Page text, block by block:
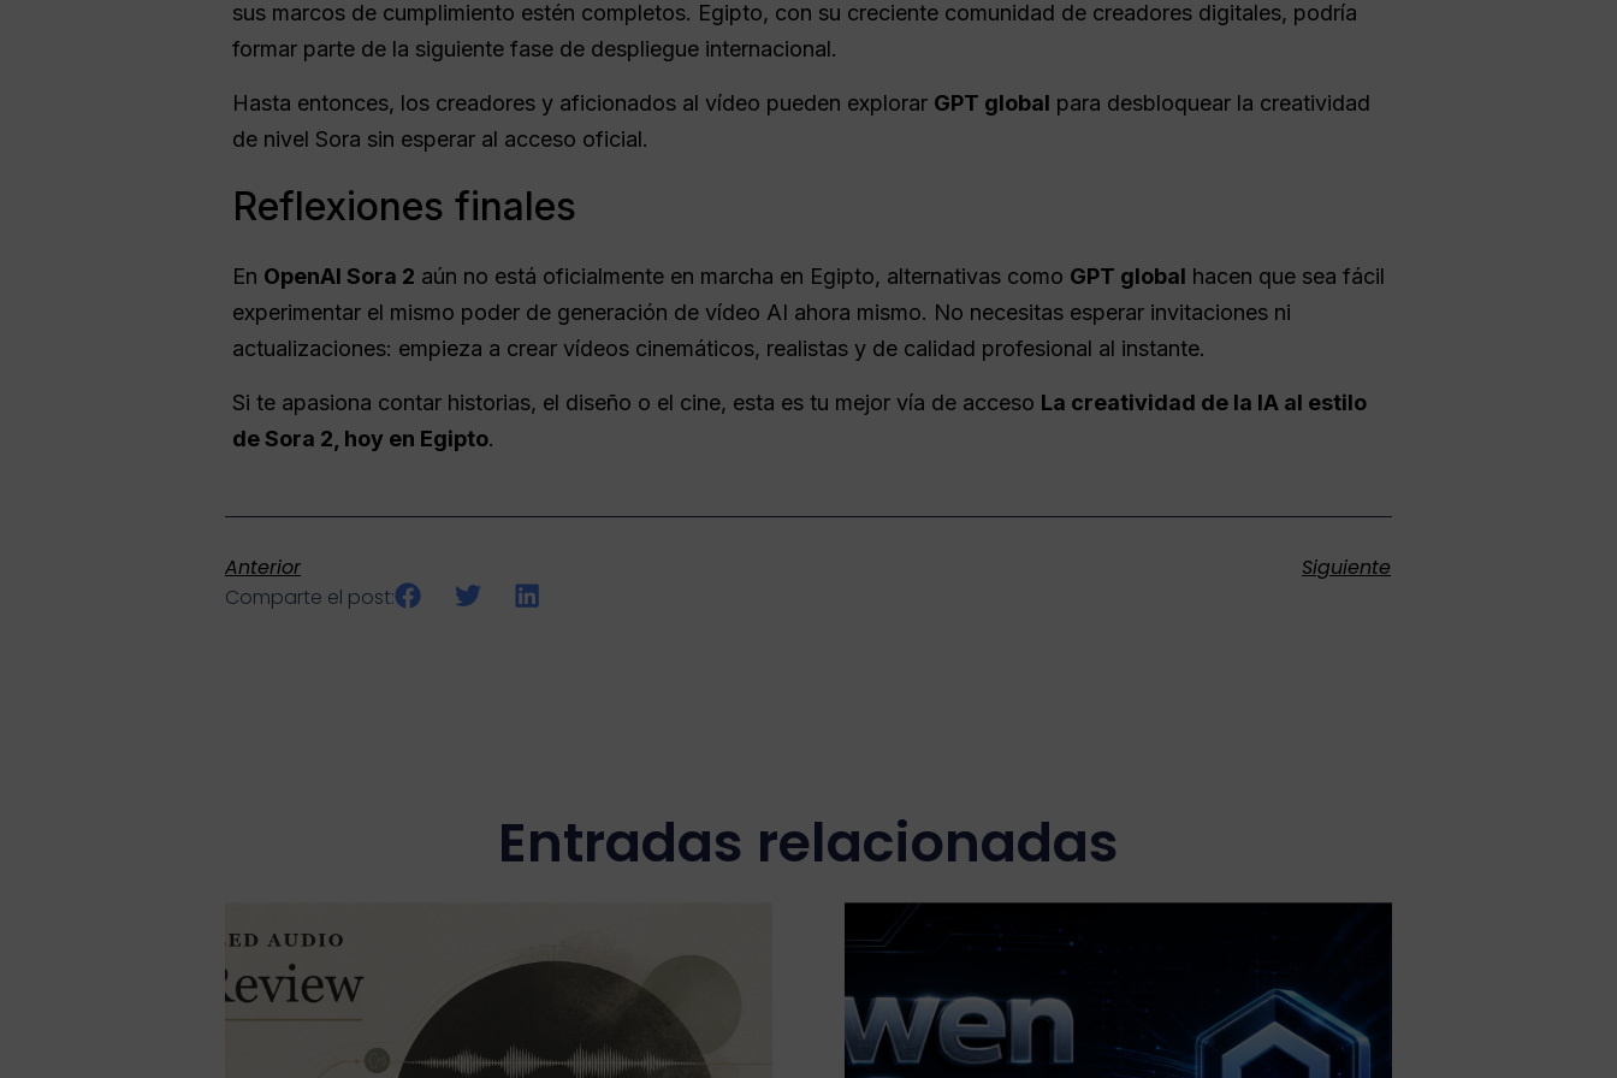
sus marcos de cumplimiento estén completos. Egipto, con su creciente comunidad de creadores digitales, podría
formar parte de la siguiente fase de despliegue internacional.
Hasta entonces, los creadores y aficionados al vídeo pueden explorar GPT global para desbloquear la creatividad
de nivel Sora sin esperar al acceso oficial.
Reflexiones finales
En OpenAI Sora 2 aún no está oficialmente en marcha en Egipto, alternativas como GPT global hacen que sea fácil
experimentar el mismo poder de generación de vídeo AI ahora mismo. No necesitas esperar invitaciones ni
actualizaciones: empieza a crear vídeos cinemáticos, realistas y de calidad profesional al instante.
Si te apasiona contar historias, el diseño o el cine, esta es tu mejor vía de acceso La creatividad de la IA al estilo
de Sora 2, hoy en Egipto.
Anterior
Siguiente
Comparte el post:
Entradas relacionadas